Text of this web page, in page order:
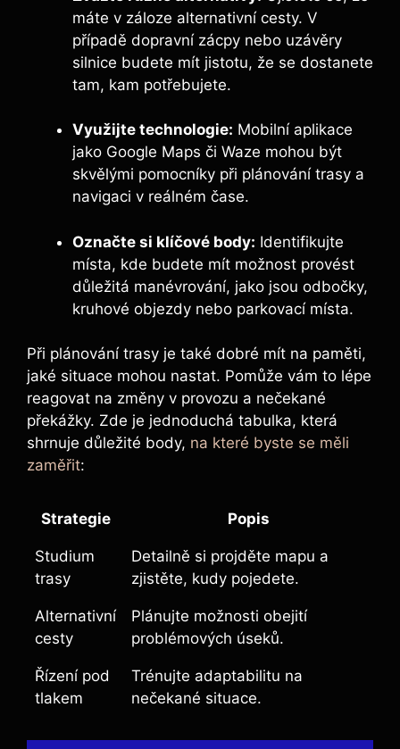
máte v záloze alternativní cesty. V
případě dopravní zácpy nebo uzávěry
silnice budete mít jistotu, že se dostanete
tam, kam potřebujete.
Využijte technologie: Mobilní aplikace
jako Google Maps či Waze mohou být
skvělými pomocníky při plánování trasy a
navigaci v reálném čase.
Označte si klíčové body: Identifikujte
místa, kde budete mít možnost provést
důležitá manévrování, jako jsou odbočky,
kruhové objezdy nebo parkovací místa.
Při plánování trasy je také dobré mít na paměti,
jaké situace mohou nastat. Pomůže vám to lépe
reagovat na změny v provozu a nečekané
překážky. Zde je jednoduchá tabulka, která
shrnuje důležité body, na které byste se měli
zaměřit:
Strategie Popis
Studium
trasy
Detailně si projděte mapu a
zjistěte, kudy pojedete.
Alternativní
cesty
Plánujte možnosti obejití
problémových úseků.
Řízení pod
tlakem
Trénujte adaptabilitu na
nečekané situace.